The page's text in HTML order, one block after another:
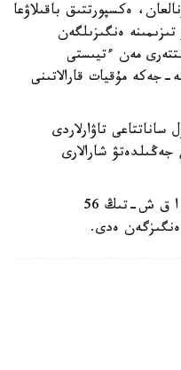
ەكسپورتتىق باقىلاۋعا
تىزىمىنە ەنگىزىلگەن
مەن ءتيىستى
جەكە مۇقيات قارالاتىنى
تاۋارلاردى
جەڭىلدەتۋ شارالارى
ەسكە سالايىق، بۇعان دەيىن قىتاي ا ق ش-تىڭ 56
ەنگىزگەن ەدى.